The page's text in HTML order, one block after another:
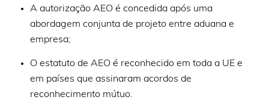
A autorização AEO é concedida após uma
abordagem conjunta de projeto entre aduana e
empresa;
O estatuto de AEO é reconhecido em toda a UE e
em países que assinaram acordos de
reconhecimento mútuo.